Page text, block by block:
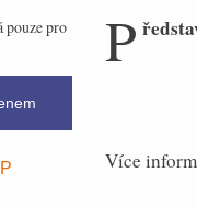
pouze pro
P
Více